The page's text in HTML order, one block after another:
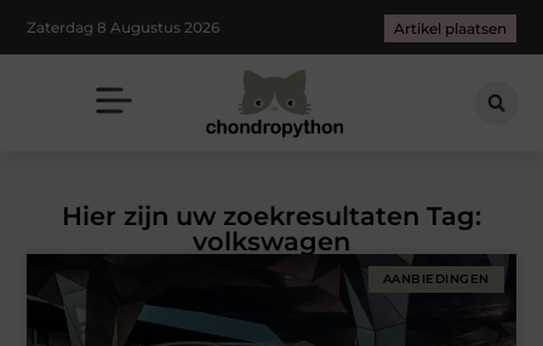
Zaterdag 8 Augustus 2026 Artikel plaatsen
Hier zijn uw zoekresultaten Tag:
volkswagen
AANBIEDINGEN